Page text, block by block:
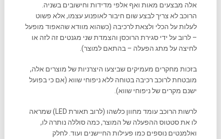
אלה מבצעים מאות ואף אלפי מדידות וחישובים בשניה.
הרוכב לא צריך לבצע שום חיבור לאופנוע עצמו, אלא פשוט
לעלות על הכלי ולצאת לרכיבה (כשהוא מוודא שהאפוד מופעל
– לרוב על ידי סגירת הרוכסן והצמדת שני מגנטים זה לזה או
לחיצה על מתג הפעלה – בהתאם למוצר).
בזכות מחקרים מעמיקים שביצעו היצרניות של מוצרים אלה,
מובטחת לרוכב רכיבה בטוחה ללא ניפוחי שווא (אם כי בפועל
ישנם מקרים של ניפוחי שווא).
לרשות הרוכב עומד מחוון כלשהו (לרוב תאורת LED) שמראה
לו את סטטוס ההפעלה של המוצר, כמה סוללה נותרה לו,
ואלמנטים נוספים כמו פעילות החיישנים ועוד. לחלק